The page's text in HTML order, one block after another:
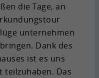
die Tage, an
un­ter­neh­men
Dank des
ist es uns
teil­zu­ha­ben. Das